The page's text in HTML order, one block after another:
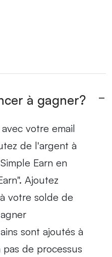
à gagner?
votre email
de l'argent à
Earn en
Ajoutez
votre solde de
sont ajoutés à
de processus